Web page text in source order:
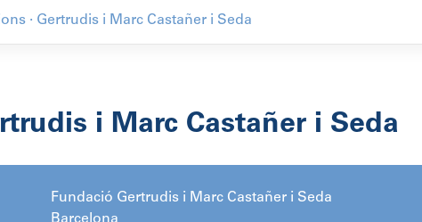
· Gertrudis i Marc Castañer i Seda
i Marc Castañer i Seda
Fundació Gertrudis i Marc Castañer i Seda